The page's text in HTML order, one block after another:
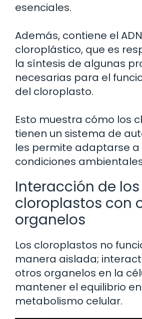
esenciales.
Además, contiene el ADN
cloroplástico, que es
la síntesis de algunas
necesarias para el
del cloroplasto.
Esto muestra cómo los
tienen un sistema de
les permite adaptarse
condiciones
Interacción de los
cloroplastos con
organelos
Los cloroplastos no
manera aislada;
otros organelos en la
mantener el equilibrio
metabolismo celular.